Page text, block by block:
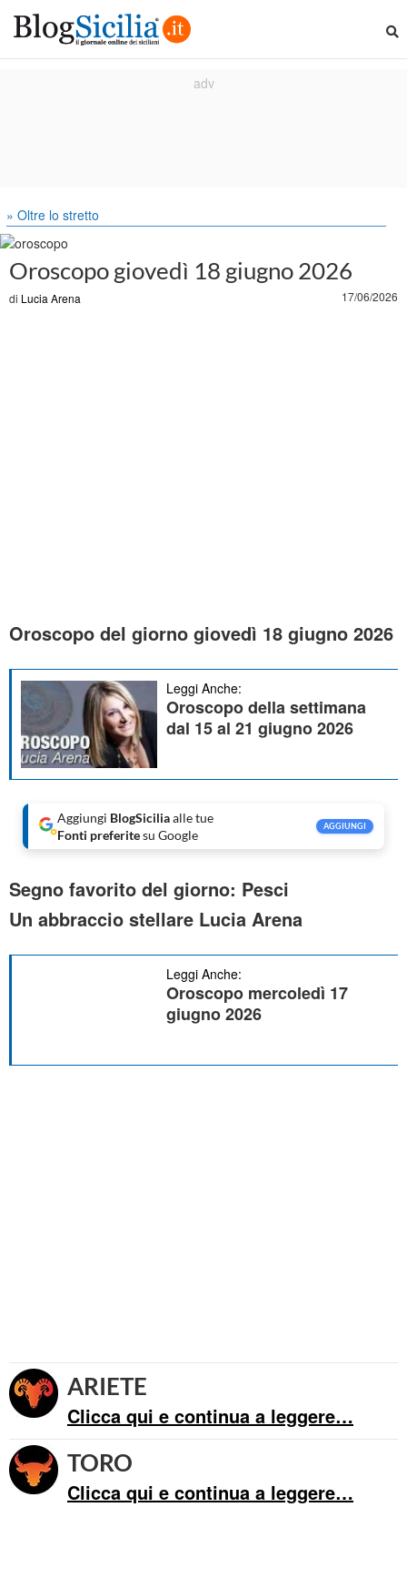
» Oltre lo stretto
Oroscopo giovedì 18 giugno 2026
di Lucia Arena 17/06/2026
Oroscopo del giorno giovedì 18 giugno 2026
Leggi Anche:
Oroscopo della settimana
dal 15 al 21 giugno 2026
Aggiungi BlogSiciliaalle tue
Fonti preferitesu Google
AGGIUNGI
Segno favorito del giorno: Pesci
Un abbraccio stellare Lucia Arena
Leggi Anche:
Oroscopo mercoledì 17
giugno 2026
ARIETE
Clicca qui e continua a leggere…
TORO
Clicca qui e continua a leggere…